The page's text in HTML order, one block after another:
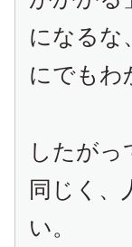
になるな
にでもわ
したがっ
同じく、
い。